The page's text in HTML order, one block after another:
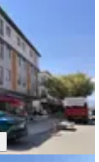
İnönü Mah.yerden
2+0 Lüx Daireler
· 29.07.2026